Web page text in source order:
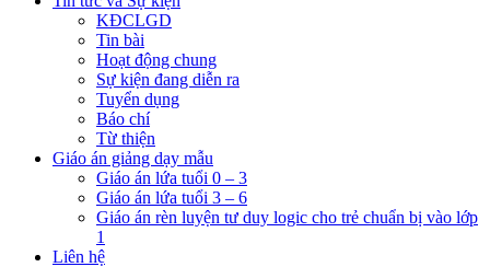
KĐCLGD
Tin bài
Hoạt động chung
Sự kiện đang diễn ra
Tuyển dụng
Báo chí
Từ thiện
Giáo án giảng dạy mẫu
Giáo án lứa tuổi 0 – 3
Giáo án lứa tuổi 3 – 6
Giáo án rèn luyện tư duy logic cho trẻ chuẩn bị vào lớp
1
Liên hệ